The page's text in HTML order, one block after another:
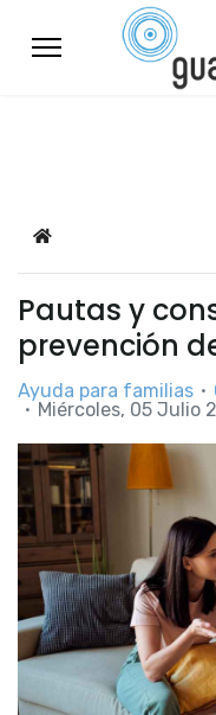
Home
Pautas y
prevención
Ayuda para familias
Miércoles, 05 Julio